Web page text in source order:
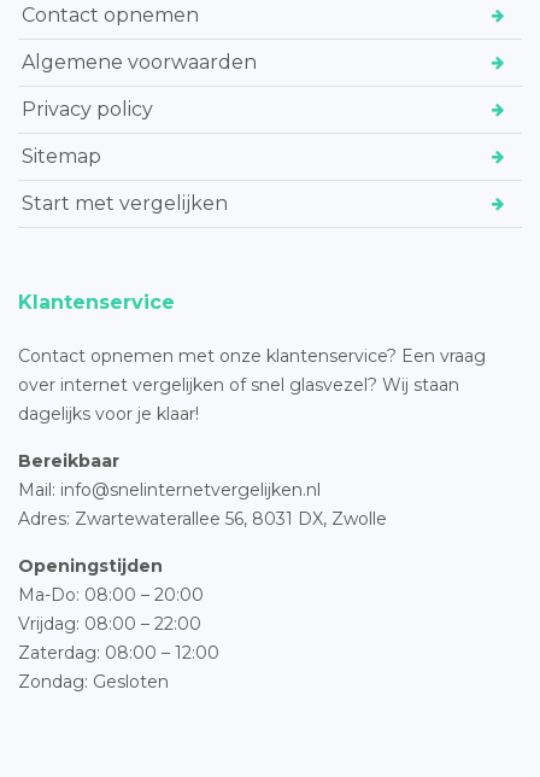
Contact opnemen
Algemene voorwaarden
Privacy policy
Sitemap
Start met vergelijken
Klantenservice
Contact opnemen met onze klantenservice? Een vraag
over internet vergelijken of snel glasvezel? Wij staan
dagelijks voor je klaar!
Bereikbaar
Mail: info@snelinternetvergelijken.nl
Adres: Zwartewaterallee 56, 8031 DX, Zwolle
Openingstijden
Ma-Do: 08:00 – 20:00
Vrijdag: 08:00 – 22:00
Zaterdag: 08:00 – 12:00
Zondag: Gesloten